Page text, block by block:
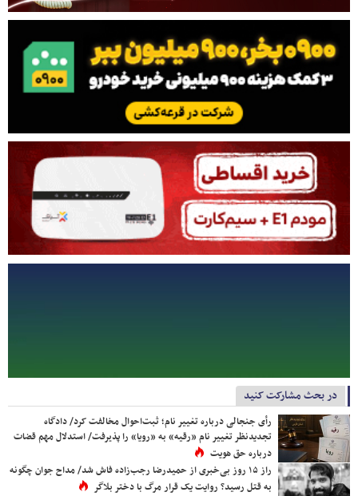
در بحث مشارکت کنید
رأی جنجالی درباره تغییر نام؛ ثبت‌احوال مخالفت کرد/ دادگاه
تجدیدنظر تغییر نام «رقیه» به «رویا» را پذیرفت/ استدلال مهم قضات
درباره حق هویت
راز ۱۵ روز بی‌خبری از حمیدرضا رجب‌زاده فاش شد/ مداح جوان چگونه
به قتل رسید؟ روایت یک قرار مرگ با دختر بلاگر